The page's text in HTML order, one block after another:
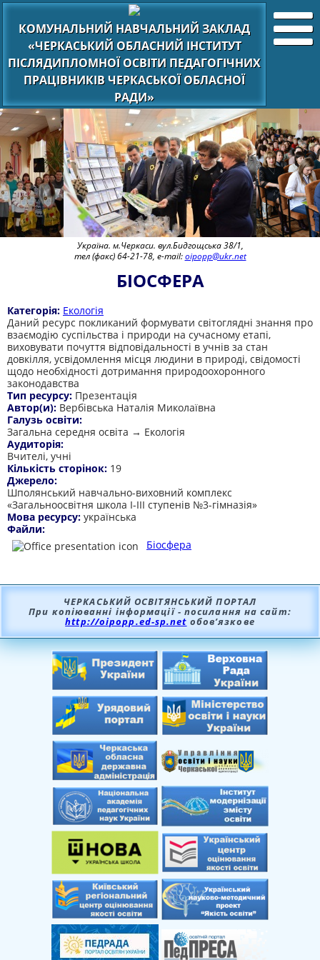
КОМУНАЛЬНИЙ НАВЧАЛЬНИЙ ЗАКЛАД
«ЧЕРКАСЬКИЙ ОБЛАСНИЙ ІНСТИТУТ
ПІСЛЯДИПЛОМНОЇ ОСВІТИ ПЕДАГОГІЧНИХ
ПРАЦІВНИКІВ ЧЕРКАСЬКОЇ ОБЛАСНОЇ
РАДИ»
Україна. м.Черкаси. вул.Бидгощська 38/1,
тел (факс) 64-21-78, e-mail:oipopp@ukr.net
БІОСФЕРА
Категорія: Екологія
Даний ресурс покликаний формувати світоглядні знання про
взаємодію суспільства і природи на сучасному етапі,
виховувати почуття відповідальності в учнів за стан
довкілля, усвідомлення місця людини в природі, свідомості
щодо необхідності дотримання природоохоронного
законодавства
Тип ресурсу: Презентація
Автор(и): Вербівська Наталія Миколаївна
Галузь освіти:
Загальна середня освіта → Екологія
Аудиторія:
Вчителі, учні
Кількість сторінок: 19
Джерело:
Шполянський навчально-виховний комплекс
«Загальноосвітня школа І-ІІІ ступенів №3-гімназія»
Мова ресурсу: українська
Файли:
Біосфера
ЧЕРКАСЬКИЙ ОСВІТЯНСЬКИЙ ПОРТАЛ
При копіюванні інформації - посилання на сайт:
http://oipopp.ed-sp.net обов’язкове